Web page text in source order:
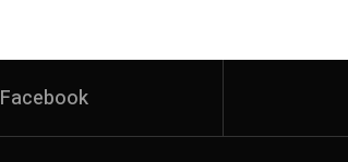
Facebook